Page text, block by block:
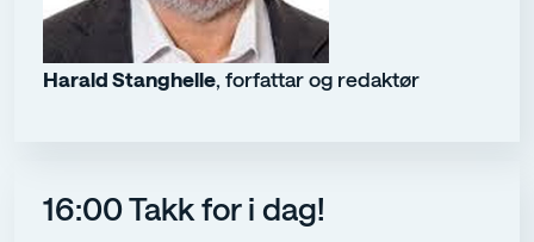
Harald Stanghelle, forfattar og redaktør
16:00 Takk for i dag!